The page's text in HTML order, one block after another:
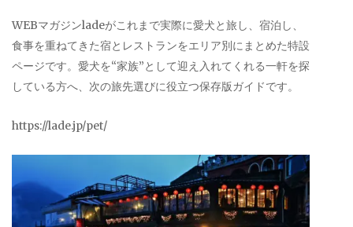
WEBマガジンladeがこれまで実際に愛犬と旅し、宿泊し、
食事を重ねてきた宿とレストランをエリア別にまとめた特設
ページです。愛犬を“家族”として迎え入れてくれる一軒を探
している方へ、次の旅先選びに役立つ保存版ガイドです。
https://lade.jp/pet/